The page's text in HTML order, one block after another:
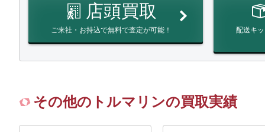
店頭買取
ご来社・お持込で無料で査定が可能！ 配送キ
その他のトルマリンの買取実績